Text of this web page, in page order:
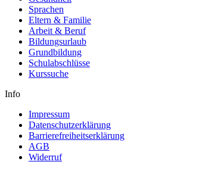
Sprachen
Eltern & Familie
Arbeit & Beruf
Bildungsurlaub
Grundbildung
Schulabschlüsse
Kurssuche
Info
Impressum
Datenschutzerklärung
Barrierefreiheitserklärung
AGB
Widerruf